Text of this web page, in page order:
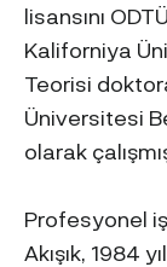
lisansını
Kaliforniya
Teorisi
Üniversitesi
olarak
Profesyonel
Akışık, 1984